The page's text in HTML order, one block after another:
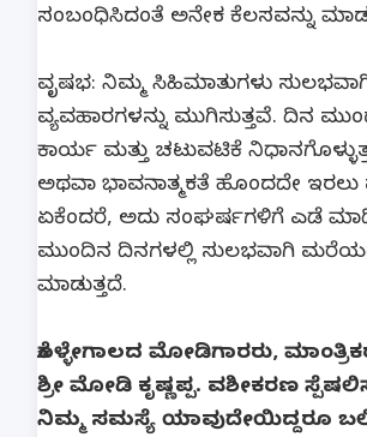
ಸಂಬಂಧಿಸಿದಂತೆ ಅನೇಕ ಕೆಲಸವನ್ನು
ವೃಷಭ: ನಿಮ್ಮ ಸಿಹಿಮಾತುಗಳು
ವ್ಯವಹಾರಗಳನ್ನು ಮುಗಿಸುತ್ತವೆ. ದಿನ
ಕಾರ್ಯ ಮತ್ತು ಚಟುವಟಿಕೆ
ಅಥವಾ ಭಾವನಾತ್ಮಕತೆ ಹೊಂದದೇ ಇರಲು
ಏಕೆಂದರೆ, ಅದು ಸಂಘರ್ಷಗಳಿಗೆ ಎಡೆ
ಮುಂದಿನ ದಿನಗಳಲ್ಲಿ ಸುಲಭವಾಗಿ
ಮಾಡುತ್ತದೆ.
ಕೊಳ್ಳೇಗಾಲದ ಮೋಡಿಗಾರರು,
ಶ್ರೀ ಮೋಡಿ ಕೃಷ್ಣಪ್ಪ. ವಶೀಕರಣ
ನಿಮ್ಮ ಸಮಸ್ಯೆ ಯಾವುದೇಯಿದ್ದರೂ